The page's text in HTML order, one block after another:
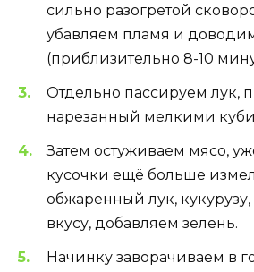
сильно разогретой
убавляем пламя и
(приблизительно 8-10
Отдельно пассируем лук,
нарезанный мелкими
Затем остуживаем мясо,
кусочки ещё больше
обжаренный лук,
вкусу, добавляем зелень.
Начинку заворачиваем в